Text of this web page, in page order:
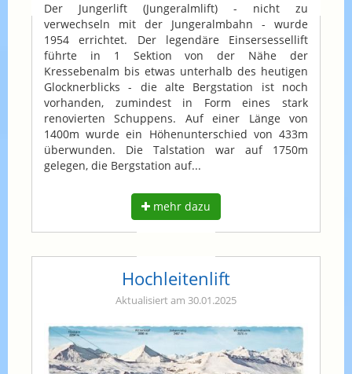
Der Jungerlift (Jungeralmlift) - nicht zu
verwechseln mit der Jungeralmbahn - wurde
1954 errichtet. Der legendäre Einsersessellift
führte in 1 Sektion von der Nähe der
Kressebenalm bis etwas unterhalb des heutigen
Glocknerblicks - die alte Bergstation ist noch
vorhanden, zumindest in Form eines stark
renovierten Schuppens. Auf einer Länge von
1400m wurde ein Höhenunterschied von 433m
überwunden. Die Talstation war auf 1750m
gelegen, die Bergstation auf...
mehr dazu
Hochleitenlift
Aktualisiert am 30.01.2025